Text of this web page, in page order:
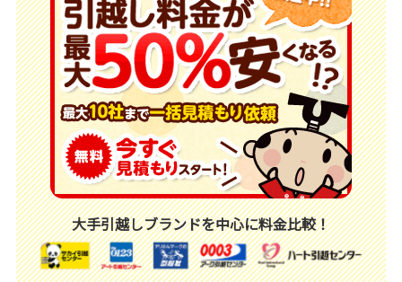
大手引越しブランドを中心に料金比較！